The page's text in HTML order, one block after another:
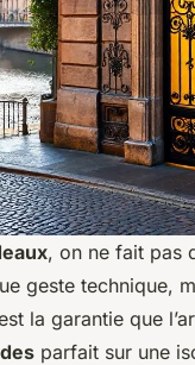
, on ne fait pas
geste technique,
la garantie que
parfait sur une